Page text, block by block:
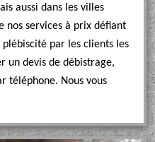
aussi dans les villes
nos services à prix défiant
plébiscité par les clients les
un devis de débistrage,
téléphone. Nous vous